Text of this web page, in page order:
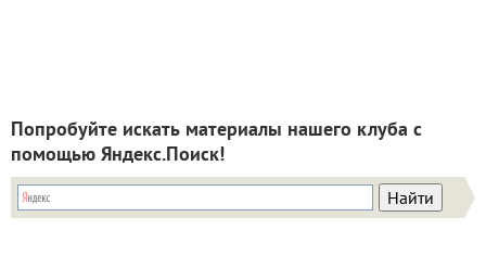
Попробуйте искать материалы нашего клуба с
помощью Яндекс.Поиск!